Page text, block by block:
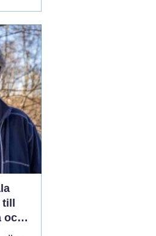
sig
går ...
och